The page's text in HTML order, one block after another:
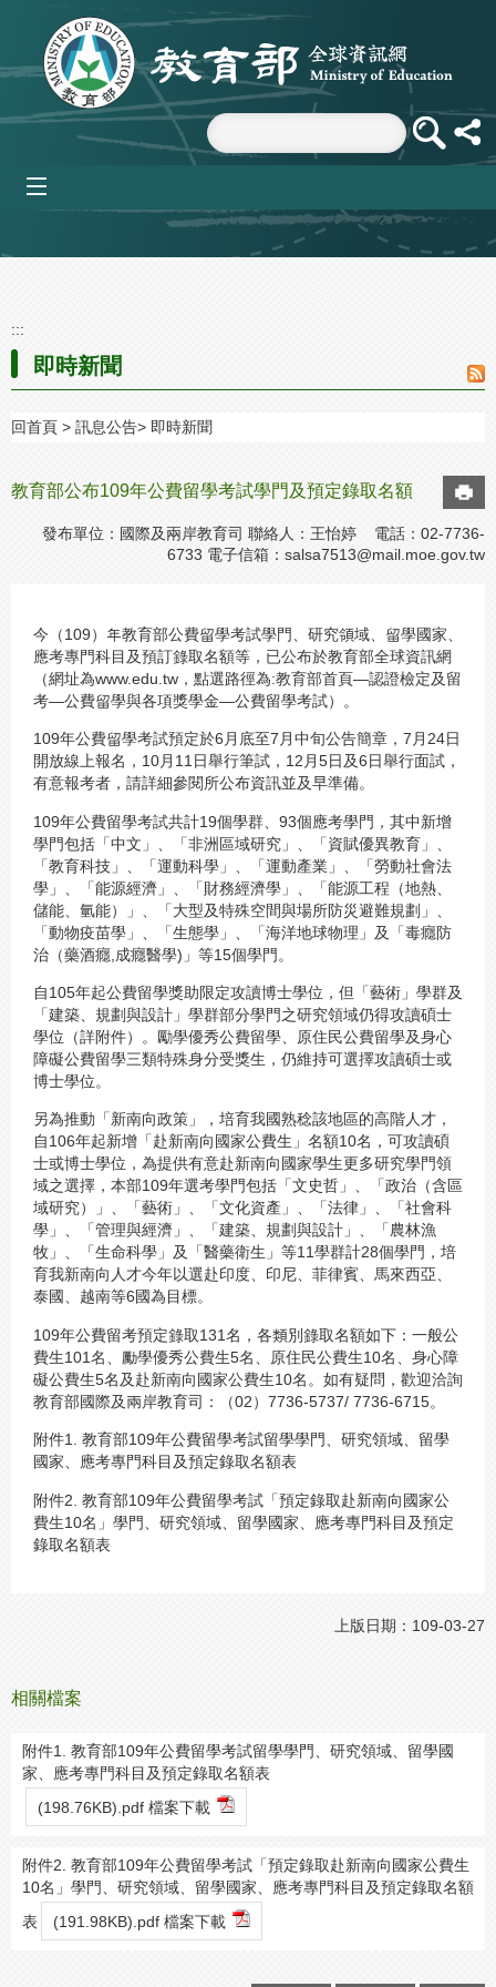
跳到主要內容區塊
:::
即時新聞
回首頁 訊息公告 即時新聞
教育部公布109年公費留學考試學門及預定錄取名額
發布單位：國際及兩岸教育司 聯絡人：王怡婷 電話：02-7736-
6733 電子信箱： salsa7513@mail.moe.gov.tw
今（109）年教育部公費留學考試學門、研究領域、留學國家、
應考專門科目及預訂錄取名額等，已公布於教育部全球資訊網
（網址為www.edu.tw ，點選路徑為:教育部首頁―認證檢定及留
考―公費留學與各項獎學金―公費留學考試）。
109年公費留學考試預定於6月底至7月中旬公告簡章，7月24日
開放線上報名，10月11日舉行筆試，12月5日及6日舉行面試，
有意報考者，請詳細參閱所公布資訊並及早準備。
109年公費留學考試共計19個學群、93個應考學門，其中新增
學門包括「中文」、「非洲區域研究」、「資賦優異教育」、
「教育科技」、「運動科學」、「運動產業」、「勞動社會法
學」、「能源經濟」、「財務經濟學」、「能源工程（地熱、
儲能、氫能）」、「大型及特殊空間與場所防災避難規劃」、
「動物疫苗學」、「生態學」、「海洋地球物理」及「毒癮防
治（藥酒癮,成癮醫學)」等15個學門。
自105年起公費留學獎助限定攻讀博士學位，但「藝術」學群及
「建築、規劃與設計」學群部分學門之研究領域仍得攻讀碩士
學位（詳附件）。勵學優秀公費留學、原住民公費留學及身心
障礙公費留學三類特殊身分受獎生，仍維持可選擇攻讀碩士或
博士學位。
另為推動「新南向政策」，培育我國熟稔該地區的高階人才，
自106年起新增「赴新南向國家公費生」名額10名，可攻讀碩
士或博士學位，為提供有意赴新南向國家學生更多研究學門領
域之選擇，本部109年選考學門包括「文史哲」、「政治（含區
域研究）」、「藝術」、「文化資產」、「法律」、「社會科
學」、「管理與經濟」、「建築、規劃與設計」、「農林漁
牧」、「生命科學」及「醫藥衛生」等11學群計28個學門，培
育我新南向人才今年以選赴印度、印尼、菲律賓、馬來西亞、
泰國、越南等6國為目標。
109年公費留考預定錄取131名，各類別錄取名額如下：一般公
費生101名、勵學優秀公費生5名、原住民公費生10名、身心障
礙公費生5名及赴新南向國家公費生10名。如有疑問，歡迎洽詢
教育部國際及兩岸教育司：（02）7736-5737/ 7736-6715。
附件1. 教育部109年公費留學考試留學學門、研究領域、留學
國家、應考專門科目及預定錄取名額表
附件2. 教育部109年公費留學考試「預定錄取赴新南向國家公
費生10名」學門、研究領域、留學國家、應考專門科目及預定
錄取名額表
上版日期：109-03-27
相關檔案
附件1. 教育部109年公費留學考試留學學門、研究領域、留學國
家、應考專門科目及預定錄取名額表
(198.76KB).pdf 檔案下載
附件2. 教育部109年公費留學考試「預定錄取赴新南向國家公費生
10名」學門、研究領域、留學國家、應考專門科目及預定錄取名額
表
(191.98KB).pdf 檔案下載